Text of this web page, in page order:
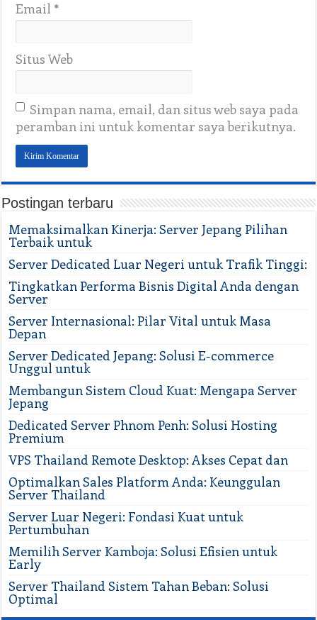
Email *
Situs Web
Simpan nama, email, dan situs web saya pada
peramban ini untuk komentar saya berikutnya.
Postingan terbaru
Memaksimalkan Kinerja: Server Jepang Pilihan
Terbaik untuk
Server Dedicated Luar Negeri untuk Trafik Tinggi:
Tingkatkan Performa Bisnis Digital Anda dengan
Server
Server Internasional: Pilar Vital untuk Masa
Depan
Server Dedicated Jepang: Solusi E-commerce
Unggul untuk
Membangun Sistem Cloud Kuat: Mengapa Server
Jepang
Dedicated Server Phnom Penh: Solusi Hosting
Premium
VPS Thailand Remote Desktop: Akses Cepat dan
Optimalkan Sales Platform Anda: Keunggulan
Server Thailand
Server Luar Negeri: Fondasi Kuat untuk
Pertumbuhan
Memilih Server Kamboja: Solusi Efisien untuk
Early
Server Thailand Sistem Tahan Beban: Solusi
Optimal